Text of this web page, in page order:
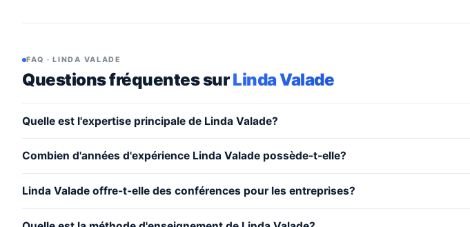
FAQ · LINDA VALADE
Questions fréquentes surLinda Valade
Quelle est l'expertise principale de Linda Valade?
Combien d'années d'expérience Linda Valade possède-t-elle?
Linda Valade offre-t-elle des conférences pour les entreprises?